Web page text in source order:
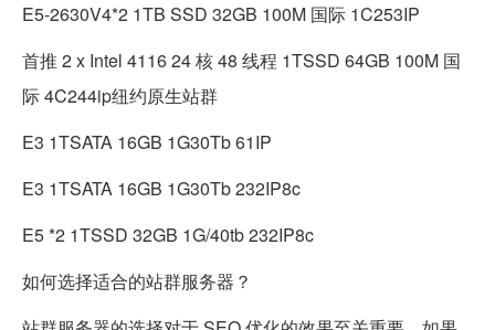
E5-2630V4*2 1TB SSD 32GB 100M 国际 1C253IP
首推 2 x Intel 4116 24 核 48 线程 1TSSD 64GB 100M 国
际 4C244ip纽约原生站群
E3 1TSATA 16GB 1G30Tb 61IP
E3 1TSATA 16GB 1G30Tb 232IP8c
E5 *2 1TSSD 32GB 1G/40tb 232IP8c
如何选择适合的站群服务器？